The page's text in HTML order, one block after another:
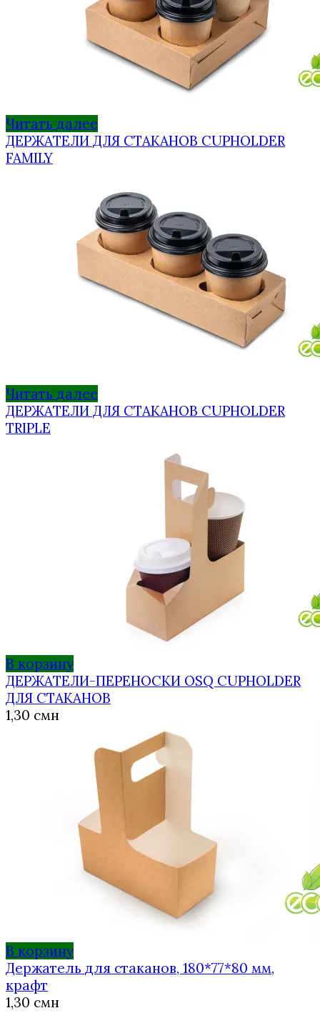
Читать далее
ДЕРЖАТЕЛИ ДЛЯ СТАКАНОВ CUPHOLDER
FAMILY
Читать далее
ДЕРЖАТЕЛИ ДЛЯ СТАКАНОВ CUPHOLDER
TRIPLE
В корзину
ДЕРЖАТЕЛИ-ПЕРЕНОСКИ OSQ CUPHOLDER
ДЛЯ СТАКАНОВ
1,30 смн
В корзину
Держатель для стаканов, 180*77*80 мм,
крафт
1,30 смн